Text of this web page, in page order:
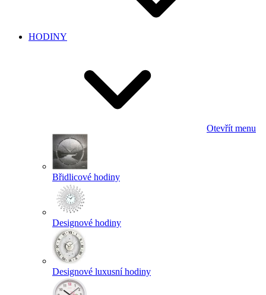
HODINY
Otevřít menu
Břidlicové hodiny
Designové hodiny
Designové luxusní hodiny